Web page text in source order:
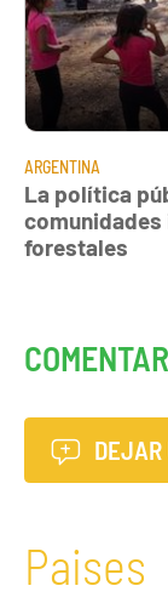
ARGENTINA
La política
comunidades
forestales
DEJAR
Paises